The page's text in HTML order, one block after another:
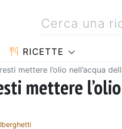
RICETTE
mettere l’olio nell’acqua
mettere